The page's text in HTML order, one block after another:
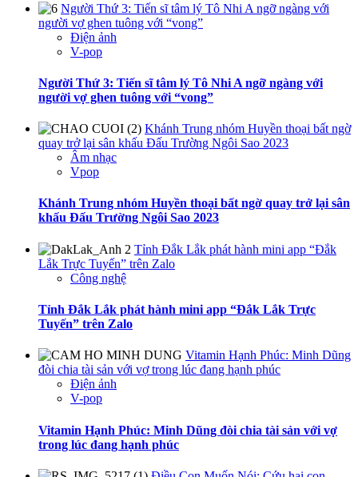
Người Thứ 3: Tiến sĩ tâm lý Tô Nhi A ngỡ ngàng với
người vợ ghen tuông với “vong”
Điện ảnh
V-pop
Người Thứ 3: Tiến sĩ tâm lý Tô Nhi A ngỡ ngàng với
người vợ ghen tuông với “vong”
Khánh Trung nhóm Huyền thoại bất ngờ
quay trở lại sân khấu Đấu Trường Ngôi Sao 2023
Âm nhạc
Vpop
Khánh Trung nhóm Huyền thoại bất ngờ quay trở lại sân
khấu Đấu Trường Ngôi Sao 2023
Tỉnh Đắk Lắk phát hành mini app “Đắk
Lắk Trực Tuyến” trên Zalo
Công nghệ
Tỉnh Đắk Lắk phát hành mini app “Đắk Lắk Trực
Tuyến” trên Zalo
Vitamin Hạnh Phúc: Minh Dũng
đòi chia tài sản với vợ trong lúc đang hạnh phúc
Điện ảnh
V-pop
Vitamin Hạnh Phúc: Minh Dũng đòi chia tài sản với vợ
trong lúc đang hạnh phúc